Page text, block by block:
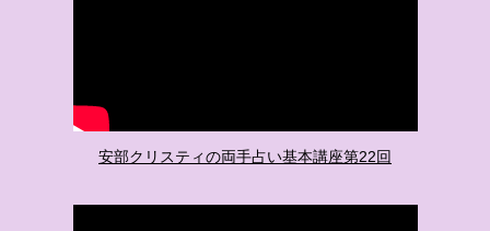
安部クリスティの両手占い基本講座第22回